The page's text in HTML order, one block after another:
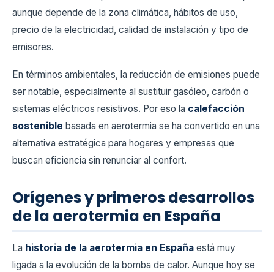
aunque depende de la zona climática, hábitos de uso,
precio de la electricidad, calidad de instalación y tipo de
emisores.
En términos ambientales, la reducción de emisiones puede
ser notable, especialmente al sustituir gasóleo, carbón o
sistemas eléctricos resistivos. Por eso la calefacción
sostenible basada en aerotermia se ha convertido en una
alternativa estratégica para hogares y empresas que
buscan eficiencia sin renunciar al confort.
Orígenes y primeros desarrollos
de la aerotermia en España
La historia de la aerotermia en España está muy
ligada a la evolución de la bomba de calor. Aunque hoy se